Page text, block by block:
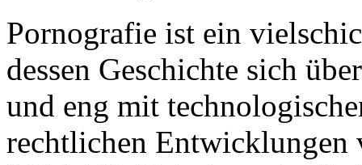
Pornografie ist ein
dessen Geschichte sich
und eng mit
rechtlichen Entwicklungen